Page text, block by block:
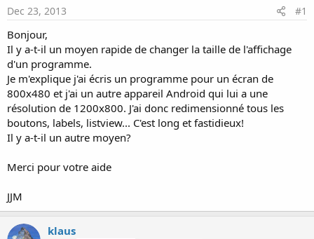
d
s
t
a
r
t
e
r
t
e
d
s
Dec 23, 2013 #1
Bonjour,
Il y a-t-il un moyen rapide de changer la taille de l'affichage
d'un programme.
Je m'explique j'ai écris un programme pour un écran de
800x480 et j'ai un autre appareil Android qui lui a une
résolution de 1200x800. J'ai donc redimensionné tous les
boutons, labels, listview... C'est long et fastidieux!
Il y a-t-il un autre moyen?
Merci pour votre aide
JJM
klaus